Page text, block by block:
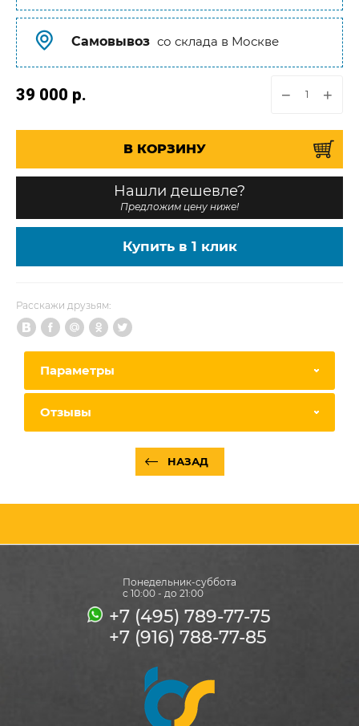
Самовывоз со склада в Москве
39 000 р. − +
В КОРЗИНУ
Нашли дешевле?
Предложим цену ниже!
Купить в 1 клик
Расскажи друзьям:
Параметры
Отзывы
НАЗАД
Понедельник-суббота
с 10:00 - до 21:00
+7 (495) 789-77-75
+7 (916) 788-77-85